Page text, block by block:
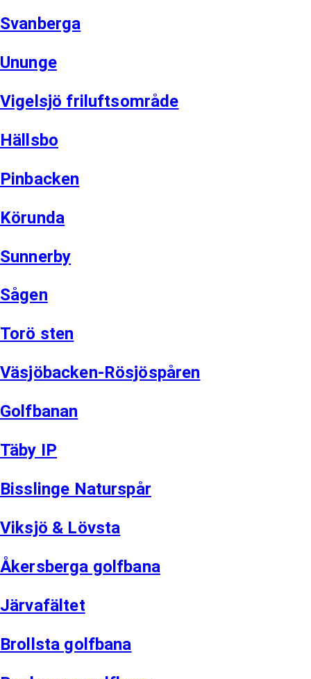
Svanberga
Ununge
Vigelsjö friluftsområde
Hällsbo
Pinbacken
Körunda
Sunnerby
Sågen
Torö sten
Väsjöbacken-Rösjöspåren
Golfbanan
Täby IP
Bisslinge Naturspår
Viksjö & Lövsta
Åkersberga golfbana
Järvafältet
Brollsta golfbana